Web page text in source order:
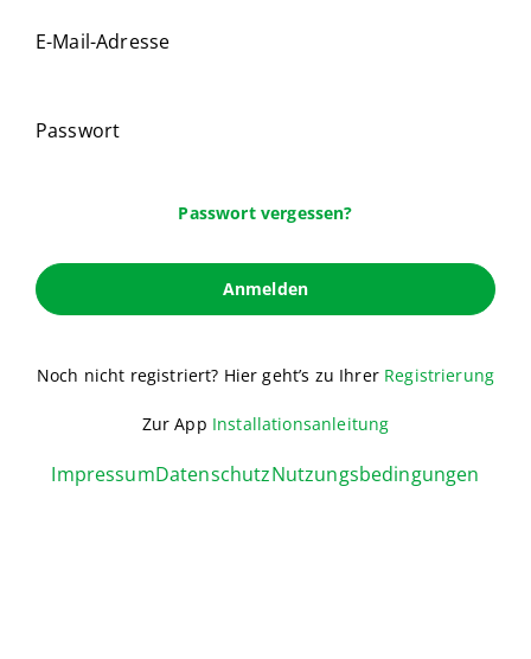
E-Mail-Adresse
Passwort
Passwort vergessen?
Anmelden
Noch nicht registriert? Hier geht’s zu Ihrer Registrierung
Zur App Installationsanleitung
ImpressumDatenschutzNutzungsbedingungen